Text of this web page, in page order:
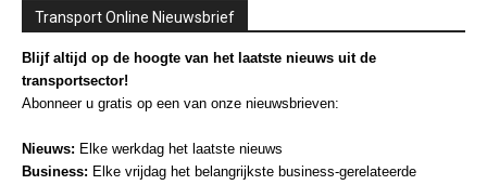
Transport Online Nieuwsbrief
Blijf altijd op de hoogte van het laatste nieuws uit de
transportsector!
Abonneer u gratis op een van onze nieuwsbrieven:
Nieuws: Elke werkdag het laatste nieuws
Business: Elke vrijdag het belangrijkste business-gerelateerde